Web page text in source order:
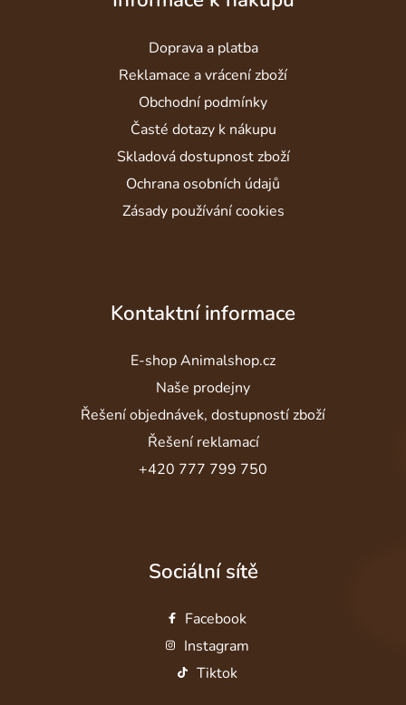
Doprava a platba
Reklamace a vrácení zboží
Obchodní podmínky
Časté dotazy k nákupu
Skladová dostupnost zboží
Ochrana osobních údajů
Zásady používání cookies
Kontaktní informace
E-shop Animalshop.cz
Naše prodejny
Řešení objednávek, dostupností zboží
Řešení reklamací
+420 777 799 750
Sociální sítě
Facebook
Instagram
Tiktok